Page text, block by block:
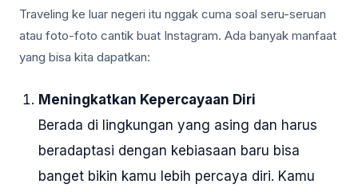
Traveling ke luar negeri itu nggak cuma soal seru-seruan
atau foto-foto cantik buat Instagram. Ada banyak manfaat
yang bisa kita dapatkan:
Meningkatkan Kepercayaan Diri
Berada di lingkungan yang asing dan harus
beradaptasi dengan kebiasaan baru bisa
banget bikin kamu lebih percaya diri. Kamu